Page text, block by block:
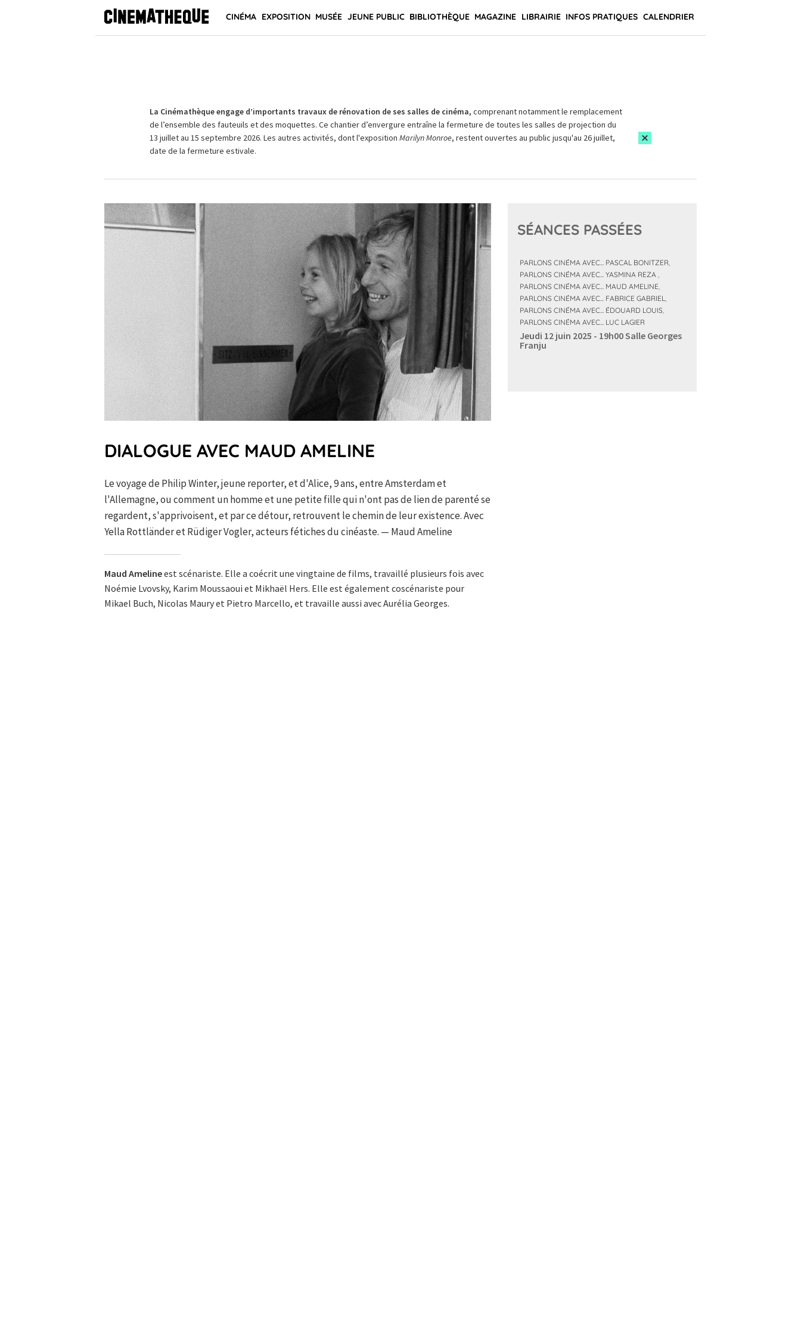
CINÉMA EXPOSITION MUSÉE JEUNE PUBLIC BIBLIOTHÈQUE MAGAZINE LIBRAIRIE INFOS PRATIQUES CALENDRIER
La Cinémathèque engage d’importants travaux de rénovation de ses salles de cinéma, comprenant notamment le remplacement
de l’ensemble des fauteuils et des moquettes. Ce chantier d’envergure entraîne la fermeture de toutes les salles de projection du
13 juillet au 15 septembre 2026. Les autres activités, dont l'exposition Marilyn Monroe, restent ouvertes au public jusqu'au 26 juillet,
date de la fermeture estivale.
DIALOGUE AVEC MAUD AMELINE
Le voyage de Philip Winter, jeune reporter, et d'Alice, 9 ans, entre Amsterdam et
l'Allemagne, ou comment un homme et une petite fille qui n'ont pas de lien de parenté se
regardent, s'apprivoisent, et par ce détour, retrouvent le chemin de leur existence. Avec
Yella Rottländer et Rüdiger Vogler, acteurs fétiches du cinéaste. — Maud Ameline
Maud Amelineest scénariste. Elle a coécrit une vingtaine de films, travaillé plusieurs fois avec
Noémie Lvovsky, Karim Moussaoui et Mikhaël Hers. Elle est également coscénariste pour
Mikael Buch, Nicolas Maury et Pietro Marcello, et travaille aussi avec Aurélia Georges.
SÉANCES PASSÉES
PARLONS CINÉMA AVEC... PASCAL BONITZER,
PARLONS CINÉMA AVEC... YASMINA REZA ,
PARLONS CINÉMA AVEC... MAUD AMELINE,
PARLONS CINÉMA AVEC... FABRICE GABRIEL,
PARLONS CINÉMA AVEC... ÉDOUARD LOUIS,
PARLONS CINÉMA AVEC... LUC LAGIER
Jeudi 12 juin 2025 - 19h00Salle Georges
Franju